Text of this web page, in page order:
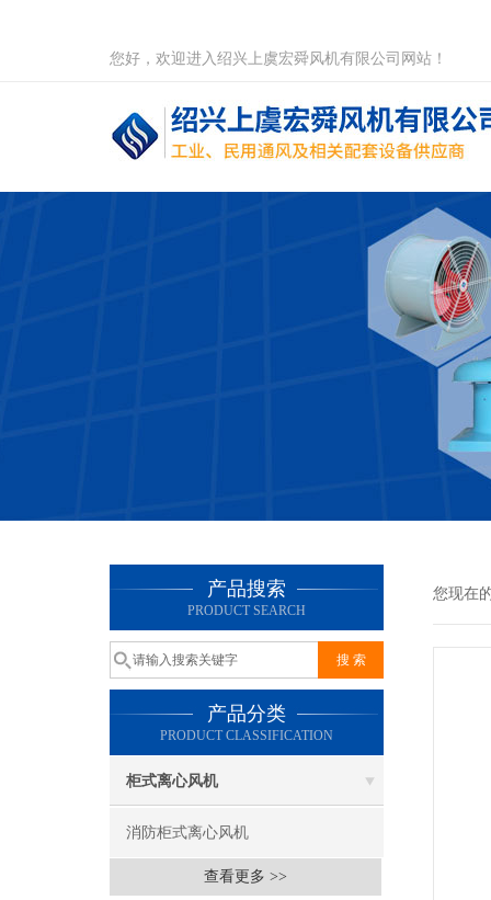
您好，欢迎进入绍兴上虞宏舜风机有限公司网站！
产品搜索
PRODUCT SEARCH
产品分类
PRODUCT CLASSIFICATION
柜式离心风机
消防柜式离心风机
查看更多 >>
您现在